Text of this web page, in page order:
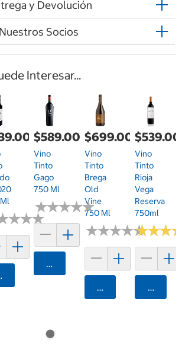
y Devolución
Socios
Interesar...
★★★
★★★
$589.00
Vino
Tinto
Gago
750 Ml
★★★★★
★★★★★
Agregar
$699.00
Vino
Tinto
Brega
Old
Vine
750 Ml
★★★★★
★★★★★
Agregar
$539.00
Vino
Tinto
Rioja
Vega
Reserva
750ml
★★★
★★★